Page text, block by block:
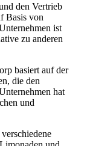
den Vertrieb
Basis von
ist
zu anderen
basiert auf der
die den
hat
und